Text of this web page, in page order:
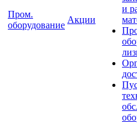
Пром.
оборудование
Акции
и